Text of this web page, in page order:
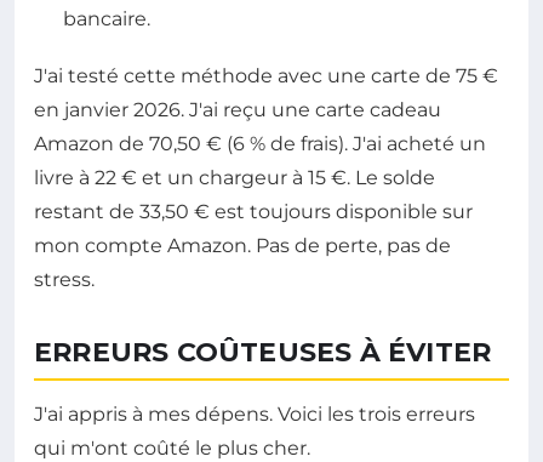
bancaire.
J'ai testé cette méthode avec une carte de 75 €
en janvier 2026. J'ai reçu une carte cadeau
Amazon de 70,50 € (6 % de frais). J'ai acheté un
livre à 22 € et un chargeur à 15 €. Le solde
restant de 33,50 € est toujours disponible sur
mon compte Amazon. Pas de perte, pas de
stress.
ERREURS COÛTEUSES À ÉVITER
J'ai appris à mes dépens. Voici les trois erreurs
qui m'ont coûté le plus cher.